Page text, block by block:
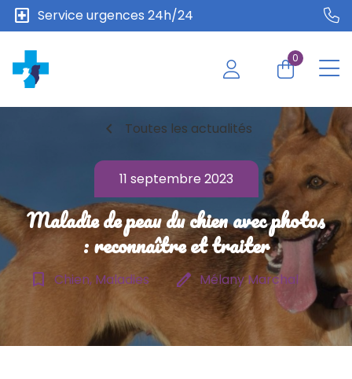
local_hospital Service urgences 24h/24
0
chevron_left Toutes les actualités
11 septembre 2023
Maladie de peau du chien avec photos
: reconnaître et traiter
bookmark_border Chien, Maladies edit Mélany Marchal